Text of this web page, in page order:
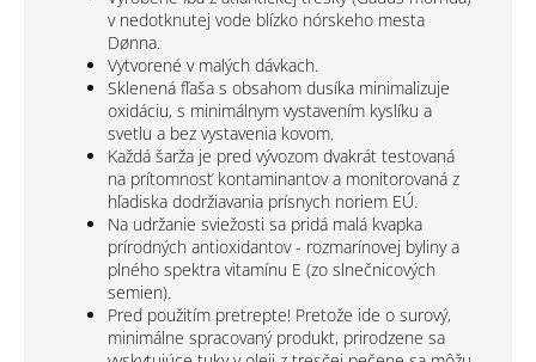
v nedotknutej vode blízko nórskeho mesta
Dønna.
Vytvorené v malých dávkach.
Sklenená fľaša s obsahom dusíka minimalizuje
oxidáciu, s minimálnym vystavením kyslíku a
svetlu a bez vystavenia kovom.
Každá šarža je pred vývozom dvakrát testovaná
na prítomnosť kontaminantov a monitorovaná z
hľadiska dodržiavania prísnych noriem EÚ.
Na udržanie sviežosti sa pridá malá kvapka
prírodných antioxidantov - rozmarínovej byliny a
plného spektra vitamínu E (zo slnečnicových
semien).
Pred použitím pretrepte! Pretože ide o surový,
minimálne spracovaný produkt, prirodzene sa